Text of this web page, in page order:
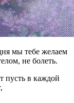
мы тебе желаем
не болеть.
пусть в каждой